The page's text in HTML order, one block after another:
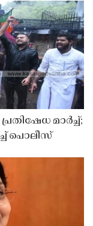
മാർച്ച്;
പൊലീസ്